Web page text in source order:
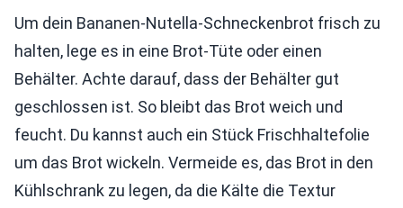
Um dein Bananen-Nutella-Schneckenbrot frisch zu
halten, lege es in eine Brot-Tüte oder einen
Behälter. Achte darauf, dass der Behälter gut
geschlossen ist. So bleibt das Brot weich und
feucht. Du kannst auch ein Stück Frischhaltefolie
um das Brot wickeln. Vermeide es, das Brot in den
Kühlschrank zu legen, da die Kälte die Textur